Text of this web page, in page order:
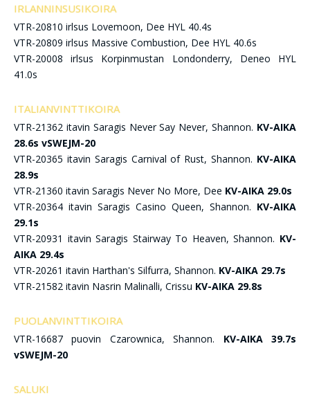
IRLANNINSUSIKOIRA
VTR-20810 irlsus Lovemoon, Dee HYL 40.4s
VTR-20809 irlsus Massive Combustion, Dee HYL 40.6s
VTR-20008 irlsus Korpinmustan Londonderry, Deneo HYL
41.0s
ITALIANVINTTIKOIRA
VTR-21362 itavin Saragis Never Say Never, Shannon. KV-AIKA
28.6s vSWEJM-20
VTR-20365 itavin Saragis Carnival of Rust, Shannon. KV-AIKA
28.9s
VTR-21360 itavin Saragis Never No More, Dee KV-AIKA 29.0s
VTR-20364 itavin Saragis Casino Queen, Shannon. KV-AIKA
29.1s
VTR-20931 itavin Saragis Stairway To Heaven, Shannon. KV-
AIKA 29.4s
VTR-20261 itavin Harthan's Silfurra, Shannon. KV-AIKA 29.7s
VTR-21582 itavin Nasrin Malinalli, Crissu KV-AIKA 29.8s
PUOLANVINTTIKOIRA
VTR-16687 puovin Czarownica, Shannon. KV-AIKA 39.7s
vSWEJM-20
SALUKI